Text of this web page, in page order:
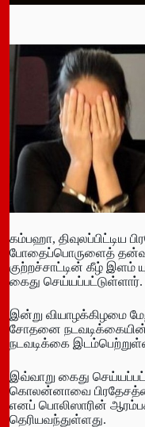
கம்பஹா, திவுலப்பிட்டிய
போதைப்பொருளைத்
குற்றச்சாட்டின் கீழ் இளம்
கைது செய்யப்பட்டுள்ளார்.
இன்று வியாழக்கிழமை
சோதனை
நடவடிக்கை
இவ்வாறு கைது
கொலன்னாவை
எனப் பொலிஸாரின்
தெரியவந்துள்ளது.